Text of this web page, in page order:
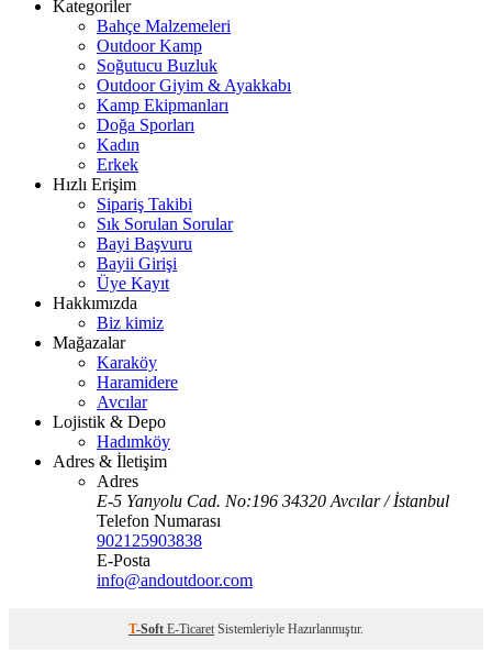
Kategoriler
Bahçe Malzemeleri
Outdoor Kamp
Soğutucu Buzluk
Outdoor Giyim & Ayakkabı
Kamp Ekipmanları
Doğa Sporları
Kadın
Erkek
Hızlı Erişim
Sipariş Takibi
Sık Sorulan Sorular
Bayi Başvuru
Bayii Girişi
Üye Kayıt
Hakkımızda
Biz kimiz
Mağazalar
Karaköy
Haramidere
Avcılar
Lojistik & Depo
Hadımköy
Adres & İletişim
Adres
E-5 Yanyolu Cad. No:196 34320 Avcılar / İstanbul
Telefon Numarası
902125903838
E-Posta
info@andoutdoor.com
T-Soft E-Ticaret Sistemleriyle Hazırlanmıştır.